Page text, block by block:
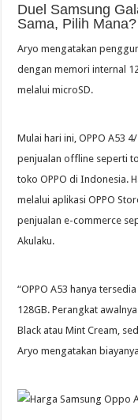
Duel Samsung
Sama, Pilih Mana?
Aryo mengatakan
dengan memori internal
melalui microSD.
Mulai hari ini, OPPO A53
penjualan offline seperti
toko OPPO di Indonesia.
melalui aplikasi OPPO
penjualan e-commerce
Akulaku.
“OPPO A53 hanya
128GB. Perangkat
Black atau Mint Cream,
Aryo mengatakan